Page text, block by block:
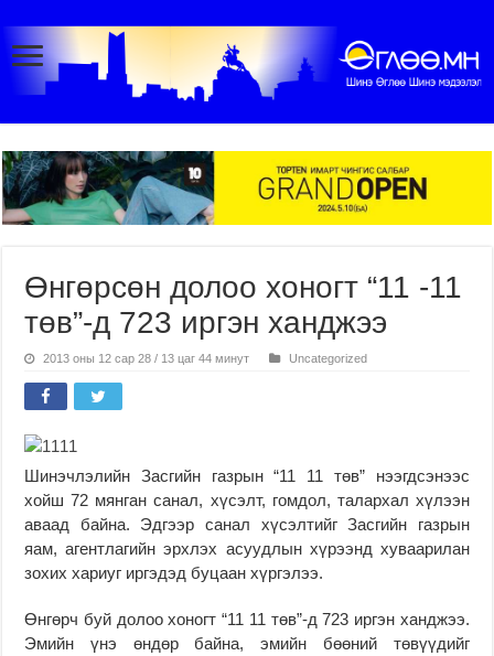
Өнгөрсөн долоо хоногт “11 -11
төв”-д 723 иргэн ханджээ
2013 оны 12 сар 28 / 13 цаг 44 минут Uncategorized
Шинэчлэлийн Засгийн газрын “11 11 төв” нээгдсэнээс
хойш 72 мянган санал, хүсэлт, гомдол, талархал хүлээн
аваад байна. Эдгээр санал хүсэлтийг Засгийн газрын
яам, агентлагийн эрхлэх асуудлын хүрээнд хуваарилан
зохих хариуг иргэдэд буцаан хүргэлээ.
Өнгөрч буй долоо хоногт “11 11 төв”-д 723 иргэн ханджээ.
Эмийн үнэ өндөр байна, эмийн бөөний төвүүдийг